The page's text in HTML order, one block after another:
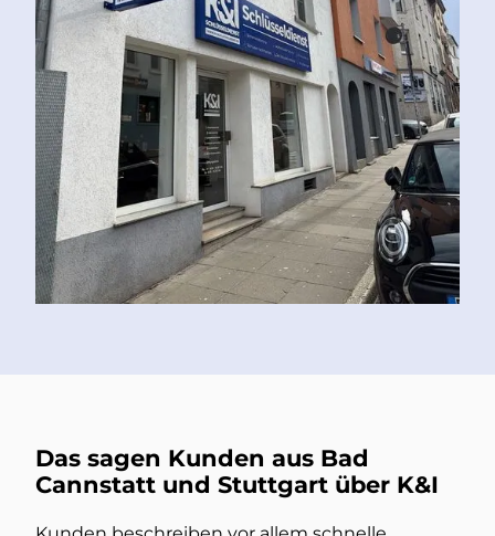
Das sagen Kunden aus Bad
Cannstatt und Stuttgart über K&I